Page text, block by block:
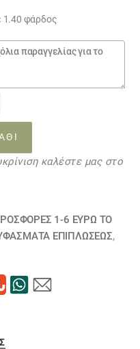
1.40 φάρδος
καλέστε μας στο
1-6 ΕΥΡΩ ΤΟ
ΕΠΙΠΛΏΣΕΩΣ,